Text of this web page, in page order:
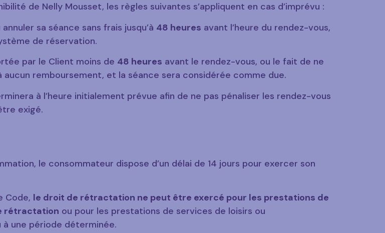
de Nelly Mousset, les règles suivantes s’appliquent en cas d’imprévu :
sa séance sans frais jusqu’à 48 heures avant l’heure du rendez-vous,
de réservation.
par le Client moins de 48 heures avant le rendez-vous, ou le fait de ne
remboursement, et la séance sera considérée comme due.
à l’heure initialement prévue afin de ne pas pénaliser les rendez-vous
exigé.
le consommateur dispose d’un délai de 14 jours pour exercer son
Code, le droit de rétractation ne peut être exercé pour les prestations de
rétractation ou pour les prestations de services de loisirs ou
une période déterminée.